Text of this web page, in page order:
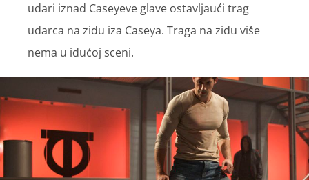
udari iznad Caseyeve glave ostavljaući trag
udarca na zidu iza Caseya. Traga na zidu više
nema u idućoj sceni.